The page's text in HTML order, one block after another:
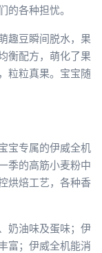
的各种担忧。
趣豆瞬间脱水，果
衡配方，萌化了果
粒粒真果。宝宝随
宝专属的伊威全机
季的高筋小麦粉中
烘焙工艺，各种香
奶油味及蛋味；伊
富；伊威全机能消